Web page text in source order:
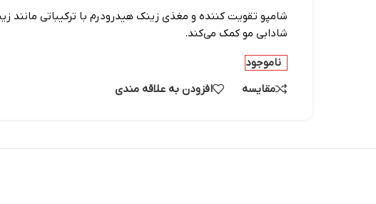
شادابی مو کمک می‌کند.
ناموجود
مقایسه
افزودن به علاقه مندی